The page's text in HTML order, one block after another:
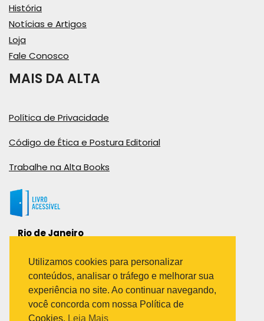
História
Notícias e Artigos
Loja
Fale Conosco
MAIS DA ALTA
Política de Privacidade
Código de Ética e Postura Editorial
Trabalhe na Alta Books
Rio de Janeiro
Bairro Industrial do Jacaré
Rio de Janeiro – RJ – CEP: 20970-031
Telefone:
(21) 3278-8069
(21) 3995-7512
Utilizamos cookies para personalizar
conteúdos, analisar o tráfego e melhorar sua
experiência no site. Ao continuar navegando,
você concorda com nossa Política de
Cookies. Leia Mais